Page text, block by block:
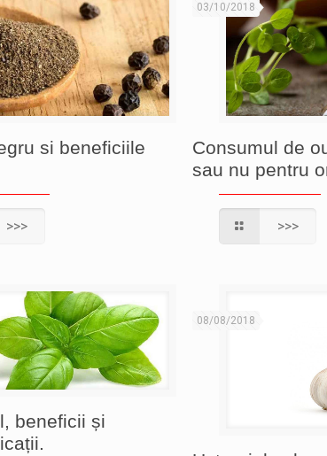
si beneficiile
>>>
03/10/2018
Consumul de
sau nu pentru
>>>
beneficii și
08/08/2018